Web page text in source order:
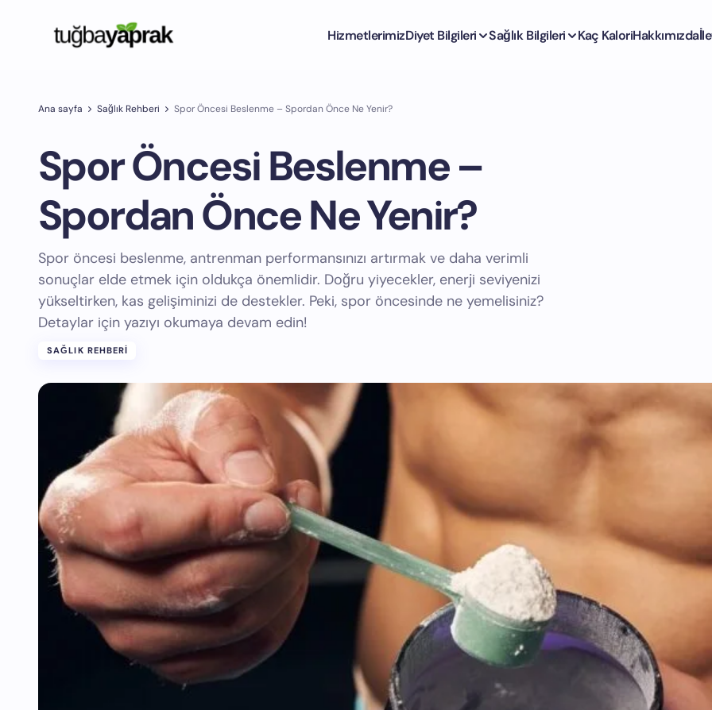
HizmetlerimizDiyet Bilgileri Sağlık Bilgileri Kaç KaloriHakkımızda
Ana sayfa Sağlık Rehberi Spor Öncesi Beslenme – Spordan Önce Ne Yenir?
Spor Öncesi Beslenme –
Spordan Önce Ne Yenir?
Spor öncesi beslenme, antrenman performansınızı artırmak ve daha verimli
sonuçlar elde etmek için oldukça önemlidir. Doğru yiyecekler, enerji seviyenizi
yükseltirken, kas gelişiminizi de destekler. Peki, spor öncesinde ne yemelisiniz?
Detaylar için yazıyı okumaya devam edin!
SAĞLIK REHBERI